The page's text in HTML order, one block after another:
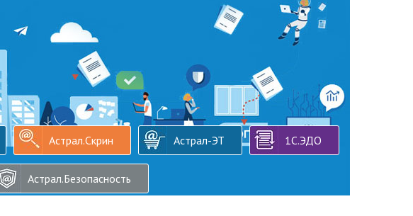
Астрал.Скрин Астрал-ЭТ 1С.ЭДО
Астрал.Безопасность